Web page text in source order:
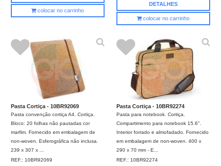
colocar no carrinho
DETALHES
colocar no carrinho
Pasta Cortiça - 10BR92069
Pasta convenção cortiça A4. Cortiça.
Bloco: 20 folhas não pautadas cor
marfim. Fornecido em embalagem de
non-woven. Esferográfica não inclusa.
239 x 307 x ...
REF.: 10BR92069
Pasta Cortiça - 10BR92274
Pasta para notebook. Cortiça.
Compartimento para notebook 15.6''.
Interior forrado e almofadado. Fornecido
em embalagem de non-woven. 400 x
290 x 70 mm - E...
REF.: 10BR92274